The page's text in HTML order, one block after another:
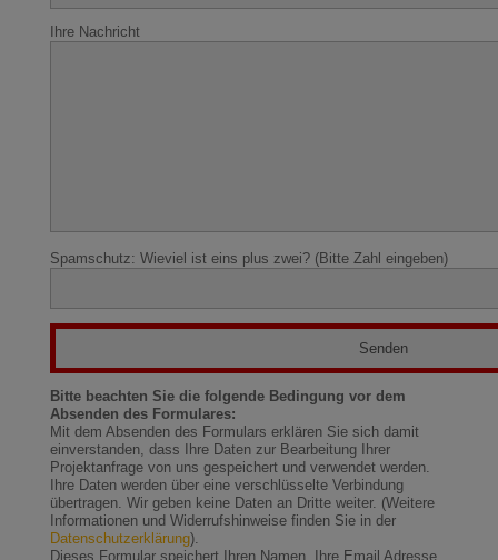
Ihre Nachricht
Spamschutz: Wieviel ist eins plus zwei? (Bitte Zahl eingeben)
Bitte beachten Sie die folgende Bedingung vor dem
Absenden des Formulares:
Mit dem Absenden des Formulars erklären Sie sich damit
einverstanden, dass Ihre Daten zur Bearbeitung Ihrer
Projektanfrage von uns gespeichert und verwendet werden.
Ihre Daten werden über eine verschlüsselte Verbindung
übertragen. Wir geben keine Daten an Dritte weiter. (Weitere
Informationen und Widerrufshinweise finden Sie in der
Datenschutzerklärung).
Dieses Formular speichert Ihren Namen, Ihre Email Adresse